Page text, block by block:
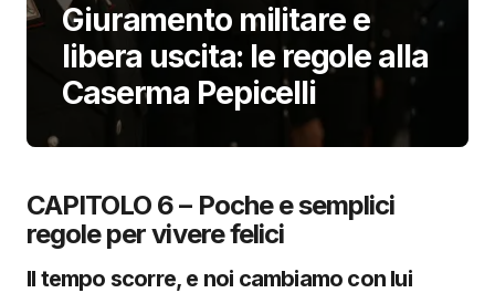
Giuramento militare e
libera uscita: le regole alla
Caserma Pepicelli
CAPITOLO 6 – Poche e semplici
regole per vivere felici
Il tempo scorre, e noi cambiamo con lui